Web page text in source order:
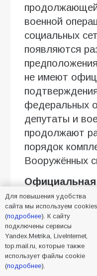
военной
социальных
появляются
не имеют
федеральных
депутаты и
продолжают
порядок
Вооружённых
Официальная
мобилизация
В конце июля
председателя
РФ Дмитрий
подчеркнул: в
Для повышения удобства
сайта мы используем cookies
(подробнее). К сайту
подключены сервисы
Yandex.Metrika, LiveInternet,
top.mail.ru, которые также
использует файлы cookie
(подробнее).